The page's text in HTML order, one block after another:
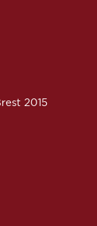
2015